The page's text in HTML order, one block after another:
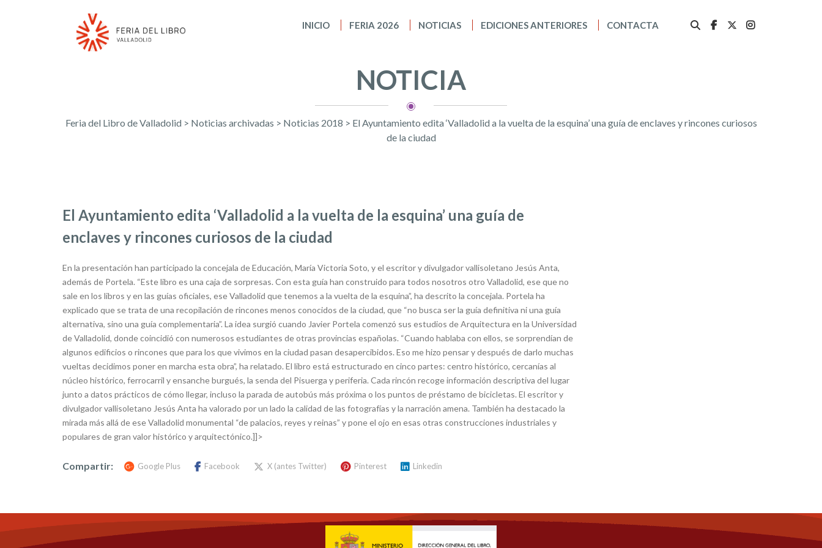
INICIO FERIA 2026 NOTICIAS EDICIONES ANTERIORES CONTACTA
NOTICIA
Feria del Libro de Valladolid > Noticias archivadas > Noticias 2018 > El Ayuntamiento edita ‘Valladolid a la vuelta de la esquina’ una guía de enclaves y rincones curiosos
de la ciudad
El Ayuntamiento edita ‘Valladolid a la vuelta de la esquina’ una guía de
enclaves y rincones curiosos de la ciudad
En la presentación han participado la concejala de Educación, María Victoria Soto, y el escritor y divulgador vallisoletano Jesús Anta,
además de Portela. “Este libro es una caja de sorpresas. Con esta guía han construido para todos nosotros otro Valladolid, ese que no
sale en los libros y en las guías oficiales, ese Valladolid que tenemos a la vuelta de la esquina”, ha descrito la concejala. Portela ha
explicado que se trata de una recopilación de rincones menos conocidos de la ciudad, que “no busca ser la guía definitiva ni una guía
alternativa, sino una guía complementaria”. La idea surgió cuando Javier Portela comenzó sus estudios de Arquitectura en la Universidad
de Valladolid, donde coincidió con numerosos estudiantes de otras provincias españolas. “Cuando hablaba con ellos, se sorprendían de
algunos edificios o rincones que para los que vivimos en la ciudad pasan desapercibidos. Eso me hizo pensar y después de darlo muchas
vueltas decidimos poner en marcha esta obra”, ha relatado. El libro está estructurado en cinco partes: centro histórico, cercanías al
núcleo histórico, ferrocarril y ensanche burgués, la senda del Pisuerga y periferia. Cada rincón recoge información descriptiva del lugar
junto a datos prácticos de cómo llegar, incluso la parada de autobús más próxima o los puntos de préstamo de bicicletas. El escritor y
divulgador vallisoletano Jesús Anta ha valorado por un lado la calidad de las fotografías y la narración amena. También ha destacado la
mirada más allá de ese Valladolid monumental “de palacios, reyes y reinas” y pone el ojo en esas otras construcciones industriales y
populares de gran valor histórico y arquitectónico.]]>
Compartir: Google Plus Facebook X (antes Twitter) Pinterest Linkedin